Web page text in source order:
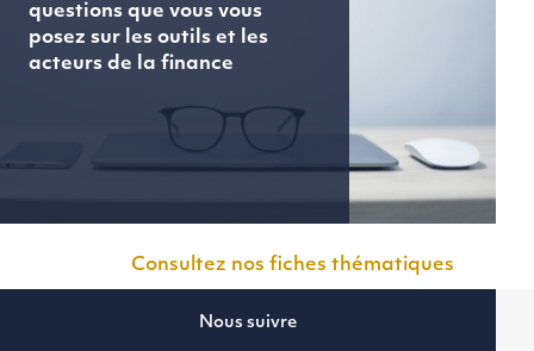
questions que vous vous
posez sur les outils et les
acteurs de la finance
Consultez nos fiches thématiques
Nous suivre